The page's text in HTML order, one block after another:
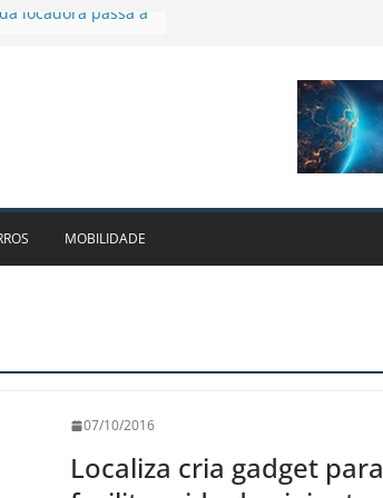
1bi no 2T26 e
de veículos
para o RJ e
leva Localiza
MOBILIDADE
07/10/2016
Localiza cria gadget para